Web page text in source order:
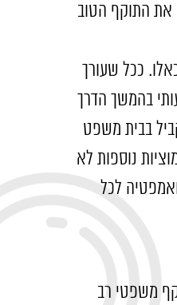
את התוקף הטוב
ככל שעורך
בהמשך הדרך
בבית משפט
נוספות לא
לכל
משפטי רב